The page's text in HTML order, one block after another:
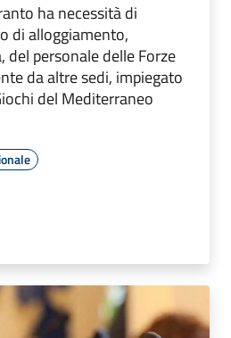
ha necessità di
di alloggiamento,
del personale delle Forze
da altre sedi, impiegato
del Mediterraneo